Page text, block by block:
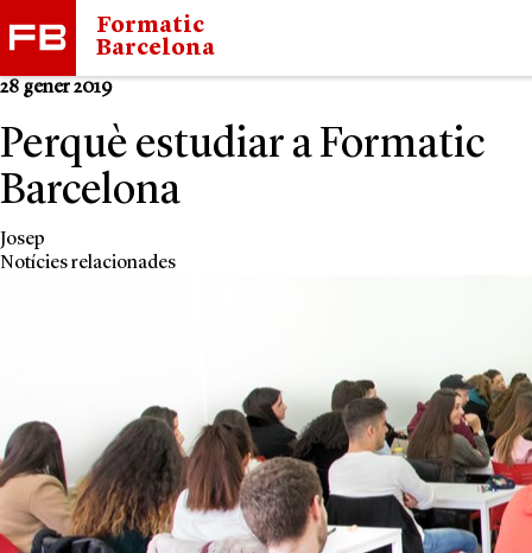
Formatic
Barcelona
28 gener 2019
Perquè estudiar a Formatic
Barcelona
Josep
Notícies relacionades